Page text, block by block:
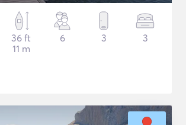
36 ft
11 m
6 3 3